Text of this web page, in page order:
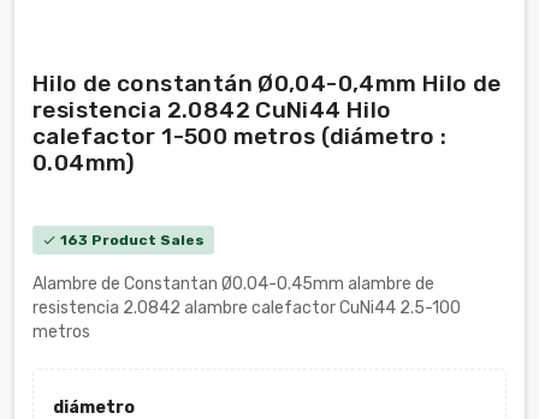
Hilo de constantán Ø0,04-0,4mm Hilo de
resistencia 2.0842 CuNi44 Hilo
calefactor 1-500 metros (diámetro :
0.04mm)
check 163 Product Sales
Alambre de Constantan Ø0.04-0.45mm alambre de
resistencia 2.0842 alambre calefactor CuNi44 2.5-100
metros
diámetro